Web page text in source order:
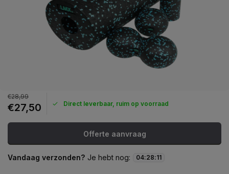
€28,99
€27,50 Direct leverbaar, ruim op voorraad
Offerte aanvraag
Vandaag verzonden? Je hebt nog: 04:28:11